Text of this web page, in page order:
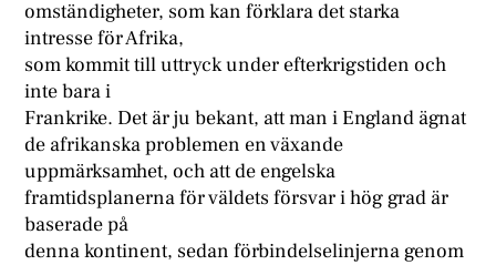
omständigheter, som kan förklara det starka
intresse för Afrika,
som kommit till uttryck under efterkrigstiden och
inte bara i
Frankrike. Det är ju bekant, att man i England ägnat
de afrikanska problemen en växande
uppmärksamhet, och att de engelska
framtidsplanerna för väldets försvar i hög grad är
baserade på
denna kontinent, sedan förbindelselinjerna genom